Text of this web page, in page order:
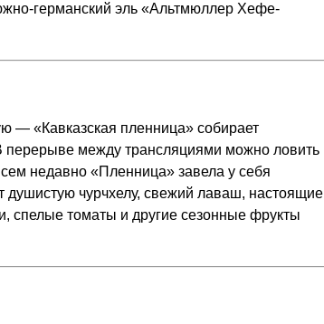
германский эль «Альтмюллер Хефе-
— «Кавказская пленница» собирает
между трансляциями можно ловить
недавно «Пленница» завела у себя
чурчхелу, свежий лаваш, настоящие
спелые томаты и другие сезонные фрукты